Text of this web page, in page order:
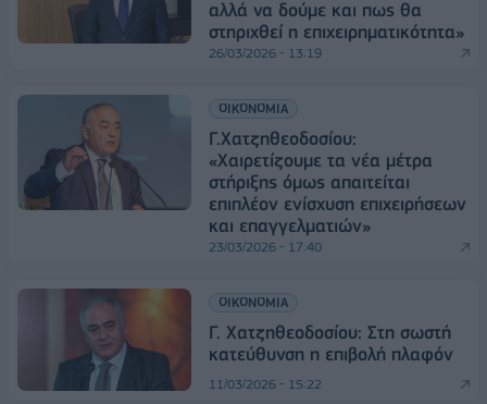
αλλά να δούμε και πως θα
στηριχθεί η επιχειρηματικότητα»
26/03/2026 - 13:19
ΟΙΚΟΝΟΜΙΑ
Γ.Χατζηθεοδοσίου:
«Χαιρετίζουμε τα νέα μέτρα
στήριξης όμως απαιτείται
επιπλέον ενίσχυση επιχειρήσεων
και επαγγελματιών»
23/03/2026 - 17:40
ΟΙΚΟΝΟΜΙΑ
Γ. Χατζηθεοδοσίου: Στη σωστή
κατεύθυνση η επιβολή πλαφόν
11/03/2026 - 15:22